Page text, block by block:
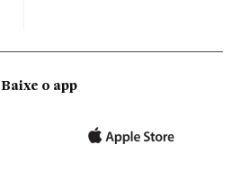
Baixe o app